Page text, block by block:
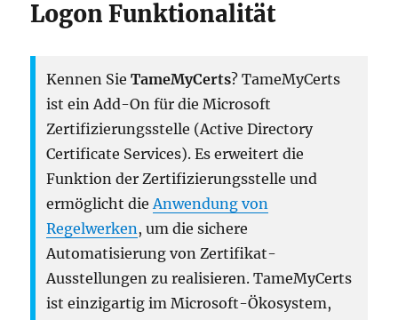
Logon Funktionalität
Kennen SieTameMyCerts? TameMyCerts
ist ein Add-On für die Microsoft
Zertifizierungsstelle (Active Directory
Certificate Services). Es erweitert die
Funktion der Zertifizierungsstelle und
ermöglicht die Anwendung von
Regelwerken , um die sichere
Automatisierung von Zertifikat-
Ausstellungen zu realisieren. TameMyCerts
ist einzigartig im Microsoft-Ökosystem,